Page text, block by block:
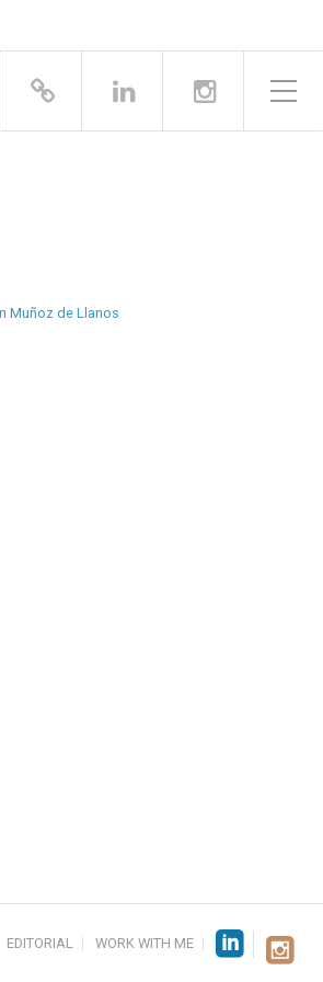
Alternar el menú lateral
Muñoz de Llanos
EDITORIAL WORK WITH ME